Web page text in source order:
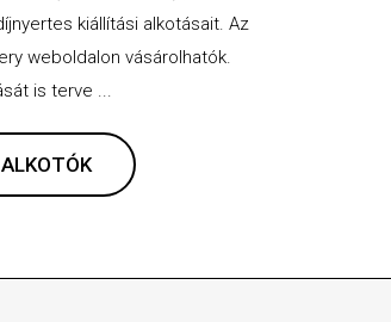
kiállítási alkotásait. Az
weboldalon vásárolhatók.
is terve ...
ALKOTÓK